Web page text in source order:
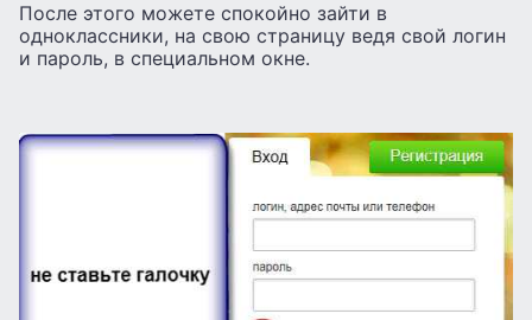
После этого можете спокойно зайти в
одноклассники, на свою страницу ведя свой логин
и пароль, в специальном окне.